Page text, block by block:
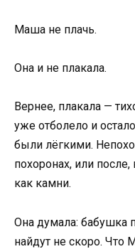
Маша не плачь.
Она и не плакала.
Вернее, плакала —
уже отболело и
были лёгкими.
похоронах, или
как камни.
Она думала: бабушка
найдут не скоро. Что